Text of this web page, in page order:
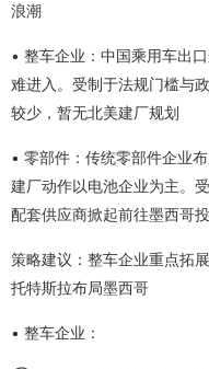
浪潮
• 整车企业：中国乘用车出
难进入。受制于法规门槛与
较少，暂无北美建厂规划
• 零部件：传统零部件企业
建厂动作以电池企业为主。
配套供应商掀起前往墨西哥
策略建议：整车企业重点拓
托特斯拉布局墨西哥
• 整车企业：